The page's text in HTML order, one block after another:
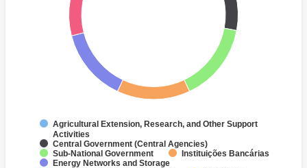
Agricultural Extension, Research, and Other Support
Activities
Central Government (Central Agencies)
Sub-National Government
Instituições Bancárias
Energy Networks and Storage